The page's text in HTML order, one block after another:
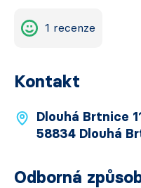
1 recenze
Kontakt
Dlouhá Brtnice
58834 Dlouhá
Odborná